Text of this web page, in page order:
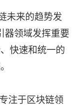
未来的趋势发
器领域发挥重要
快速和统一的
注于区块链领